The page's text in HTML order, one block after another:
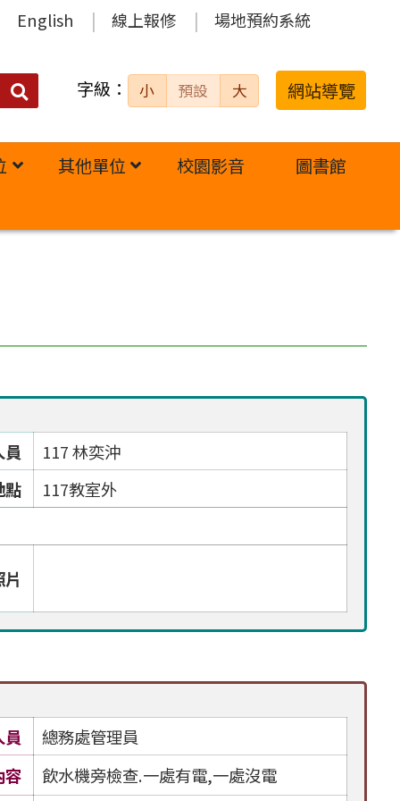
English 線上報修 場地預約系統
搜
字級： 小 預設 大 網站導覽
其他單位 校園影音 圖書館
員
117 林奕沖
點
117教室外
總務處管理員
容
飲水機旁檢查.一處有電,一處沒電